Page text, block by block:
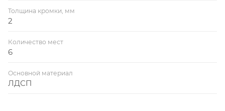
Толщина кромки, мм
2
Количество мест
6
Основной материал
ЛДСП